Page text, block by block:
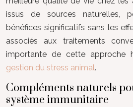
issus de sources naturelles,
bénéfices significatifs sans les
associés aux traitements
importante de cette approche
gestion du stress animal.
Compléments naturels
système immunitaire